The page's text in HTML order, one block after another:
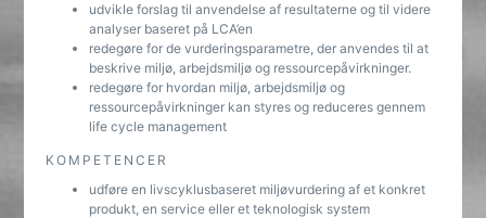
udvikle forslag til anvendelse af resultaterne og til videre
analyser baseret på LCA’en
redegøre for de vurderingsparametre, der anvendes til at
beskrive miljø, arbejdsmiljø og ressourcepåvirkninger.
redegøre for hvordan miljø, arbejdsmiljø og
ressourcepåvirkninger kan styres og reduceres gennem
life cycle management
KOMPETENCER
udføre en livscyklusbaseret miljøvurdering af et konkret
produkt, en service eller et teknologisk system